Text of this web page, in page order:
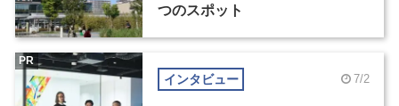
つのスポット
インタビュー 7/2
PR